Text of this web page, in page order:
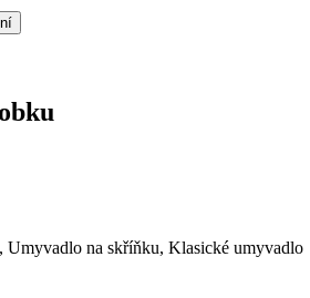
Umyvadlo na skříňku, Klasické umyvadlo